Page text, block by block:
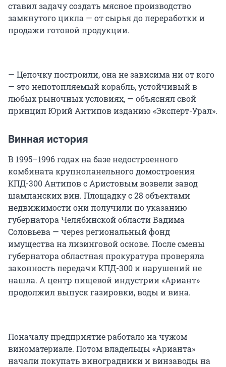
ставил задачу создать мясное производство
замкнутого цикла — от сырья до переработки и
продажи готовой продукции.
— Цепочку построили, она не зависима ни от кого
— это непотопляемый корабль, устойчивый в
любых рыночных условиях, — объяснял свой
принцип Юрий Антипов изданию «Эксперт-Урал».
Винная история
В 1995–1996 годах на базе недостроенного
комбината крупнопанельного домостроения
КПД-300 Антипов с Аристовым возвели завод
шампанских вин. Площадку с 28 объектами
недвижимости они получили по указанию
губернатора Челябинской области Вадима
Соловьева — через региональный фонд
имущества на лизинговой основе. После смены
губернатора областная прокуратура проверяла
законность передачи КПД-300 и нарушений не
нашла. А центр пищевой индустрии «Ариант»
продолжил выпуск газировки, воды и вина.
Поначалу предприятие работало на чужом
виноматериале. Потом владельцы «Арианта»
начали покупать виноградники и винзаводы на